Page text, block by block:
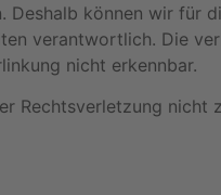
können wir für
verantwortlich. Die
nicht erkennbar.
Rechtsverletzung nicht